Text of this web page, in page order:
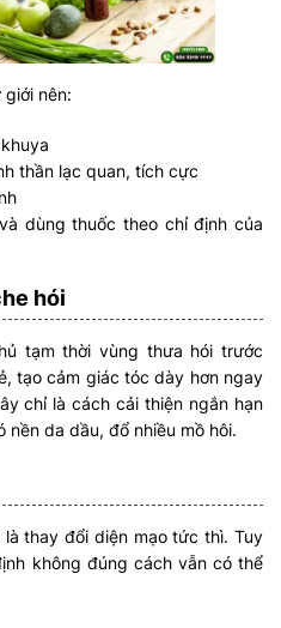
nên:
thần lạc quan, tích cực
dùng thuốc theo chỉ định của
hói
tạm thời vùng thưa hói trước
tạo cảm giác tóc dày hơn ngay
chỉ là cách cải thiện ngắn hạn
da dầu, đổ nhiều mồ hôi.
thay đổi diện mạo tức thì. Tuy
không đúng cách vẫn có thể